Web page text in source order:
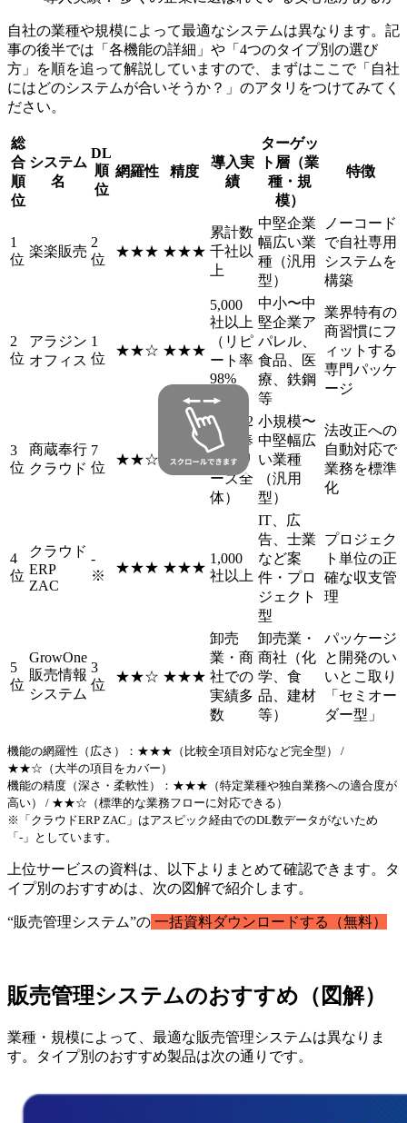
自社の業種や規模によって最適なシステムは異なります。記
事の後半では「各機能の詳細」や「4つのタイプ別の選び
方」を順を追って解説していますので、まずはここで「自社
にはどのシステムが合いそうか？」のアタリをつけてみてく
ださい。
総
合
順
位
システム
名
DL
順
位
網羅性 精度
導入実
績
ターゲッ
ト層（業
種・規
模）
特徴
1
位
楽楽販売
2
位
★★★ ★★★
累計数
千社以
上
中堅企業
幅広い業
種（汎用
型）
ノーコード
で自社専用
システムを
構築
2
位
アラジン
オフィス
1
位
★★☆ ★★★
5,000
社以上
（リピ
ート率
98%
超）
中小〜中
堅企業ア
パレル、
食品、医
療、鉄鋼
等
業界特有の
商習慣にフ
ィットする
専門パッケ
ージ
3
位
商蔵奉行
クラウド
7
位
★★☆ ★★☆
累計82
万（奉
行シリ
ーズ全
体）
小規模〜
中堅幅広
い業種
（汎用
型）
法改正への
自動対応で
業務を標準
化
4
位
クラウド
ERP
ZAC
-
※
★★★ ★★★
1,000
社以上
IT、広
告、士業
など案
件・プロ
ジェクト
型
プロジェク
ト単位の正
確な収支管
理
5
位
GrowOne
販売情報
システム
3
位
★★☆ ★★★
卸売
業・商
社での
実績多
数
卸売業・
商社（化
学、食
品、建材
等）
パッケージ
と開発のい
いとこ取り
「セミオー
ダー型」
機能の網羅性（広さ）：★★★（比較全項目対応など完全型） /
★★☆（大半の項目をカバー）
機能の精度（深さ・柔軟性）：★★★（特定業種や独自業務への適合度が
高い） / ★★☆（標準的な業務フローに対応できる）
※「クラウドERP ZAC」はアスピック経由でのDL数データがないため
「-」としています。
上位サービスの資料は、以下よりまとめて確認できます。タ
イプ別のおすすめは、次の図解で紹介します。
“販売管理システム”の 一括資料ダウンロードする（無料）
販売管理システムのおすすめ（図解）
業種・規模によって、最適な販売管理システムは異なりま
す。タイプ別のおすすめ製品は次の通りです。